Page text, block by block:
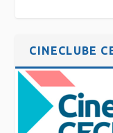
CINECLUBE